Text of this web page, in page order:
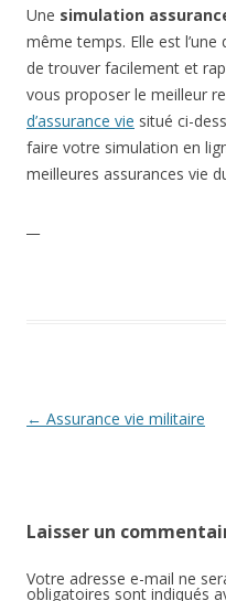
Une simulation
même temps. Elle est
de trouver facilement et
vous proposer le meilleur
d’assurance vie situé ci-
faire votre simulation en
meilleures assurances vie
Navigation
← Assurance vie militaire
Laisser un
Votre adresse e-mail ne
obligatoires sont indiqués